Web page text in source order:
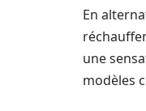
En
une
modèles